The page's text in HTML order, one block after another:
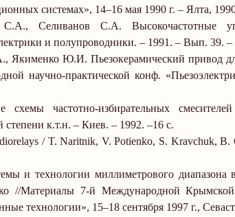
системах», 14–16 мая 1990 г. – Ялта,
Селиванов С.А. Высокочастотные
и полупроводники. – 1991. – Вып. 39. –
Ю.И. Пьезокерамический привод
научно-практической конф.
частотно-избирательных
степени к.т.н. – Киев. – 1992. –16 с.
/ T. Naritnik, V. Potienko, S. Kravchuk, B.
и технологии миллиметрового
//Материалы 7-й Международной
технологии», 15–18 сентября 1997 г.,